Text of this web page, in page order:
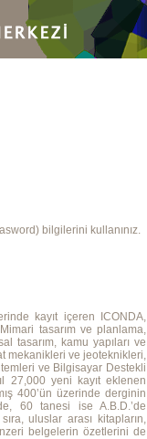
bilgilerini kullanınız.
kayıt içeren ICONDA,
tasarım ve planlama,
tasarım, kamu yapıları ve
mekanikleri ve jeoteknikleri,
ve Bilgisayar Destekli
27,000 yeni kayıt eklenen
400’ün üzerinde derginin
60 tanesi ise A.B.D.’de
uluslar arası kitapların,
belgelerin özetlerini de